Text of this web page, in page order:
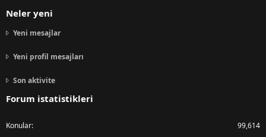
Neler yeni
Yeni mesajlar
Yeni profil mesajları
Son aktivite
Forum istatistikleri
Konular 99,614